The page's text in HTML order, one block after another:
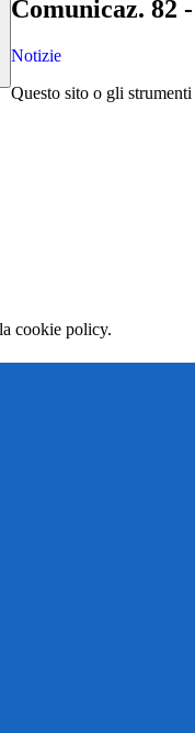
Comunicaz.
Notizie
Questo sito o gli
cookie policy.